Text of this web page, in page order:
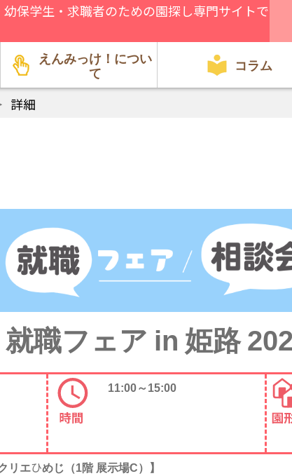
保学生・求職者のための園探し専門サイトで
えんみっけ！につい
て
コラム
詳細
就職フェア in 姫路
11:00～15:00
リエひめじ（1階 展示場C）】